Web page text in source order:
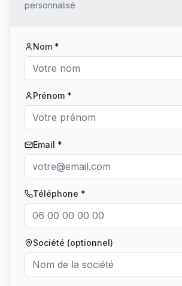
personnalisé
Nom *
Prénom *
Email *
Téléphone *
Société (optionnel)